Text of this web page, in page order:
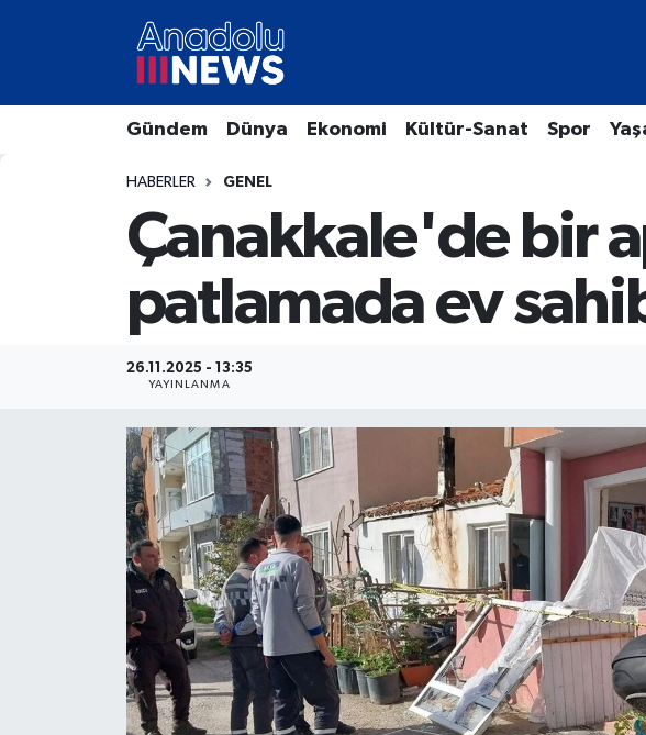
Gündem Dünya Ekonomi Kültür-Sanat Spor
HABERLER GENEL
Çanakkale'de bir
patlamada ev
26.11.2025 - 13:35
YAYINLANMA
Hava Durumu
Trafik Durumu
Tüm Manşetler
Son Dakika Haberleri
Haber Arşivi